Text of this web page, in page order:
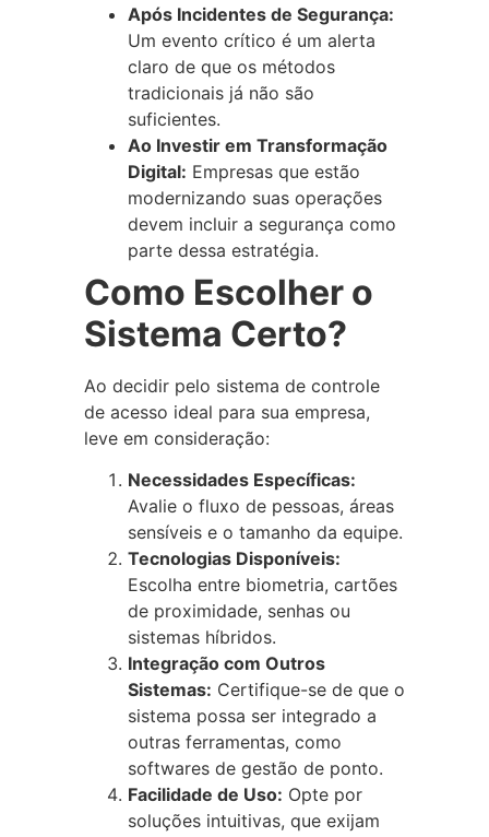
Após Incidentes de Segurança:
Um evento crítico é um alerta
claro de que os métodos
tradicionais já não são
suficientes.
Ao Investir em Transformação
Digital: Empresas que estão
modernizando suas operações
devem incluir a segurança como
parte dessa estratégia.
Como Escolher o
Sistema Certo?
Ao decidir pelo sistema de controle
de acesso ideal para sua empresa,
leve em consideração:
Necessidades Específicas:
Avalie o fluxo de pessoas, áreas
sensíveis e o tamanho da equipe.
Tecnologias Disponíveis:
Escolha entre biometria, cartões
de proximidade, senhas ou
sistemas híbridos.
Integração com Outros
Sistemas: Certifique-se de que o
sistema possa ser integrado a
outras ferramentas, como
softwares de gestão de ponto.
Facilidade de Uso: Opte por
soluções intuitivas, que exijam